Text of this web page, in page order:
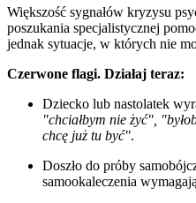
Większość sygnałów kryzysu
poszukania specjalistycznej
jednak sytuacje, w których nie
Czerwone flagi. Działaj teraz:
Dziecko lub nastolatek
"chciałbym nie żyć",
chcę już tu być".
Doszło do próby
samookaleczenia